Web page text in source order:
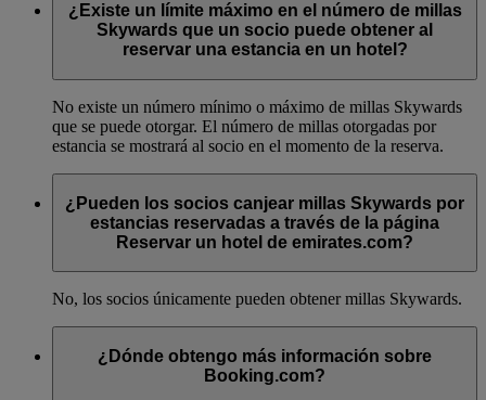
¿Existe un límite máximo en el número de millas
Skywards que un socio puede obtener al
reservar una estancia en un hotel?
No existe un número mínimo o máximo de millas Skywards
que se puede otorgar. El número de millas otorgadas por
estancia se mostrará al socio en el momento de la reserva.
¿Pueden los socios canjear millas Skywards por
estancias reservadas a través de la página
Reservar un hotel de emirates.com?
No, los socios únicamente pueden obtener millas Skywards.
¿Dónde obtengo más información sobre
Booking.com?